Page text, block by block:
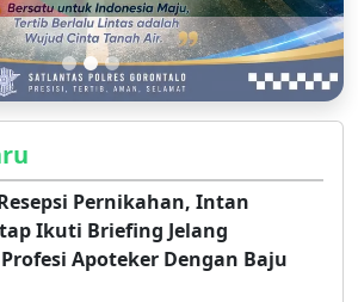
Pernikahan, Intan
Ikuti Briefing Jelang
Profesi Apoteker Dengan Baju